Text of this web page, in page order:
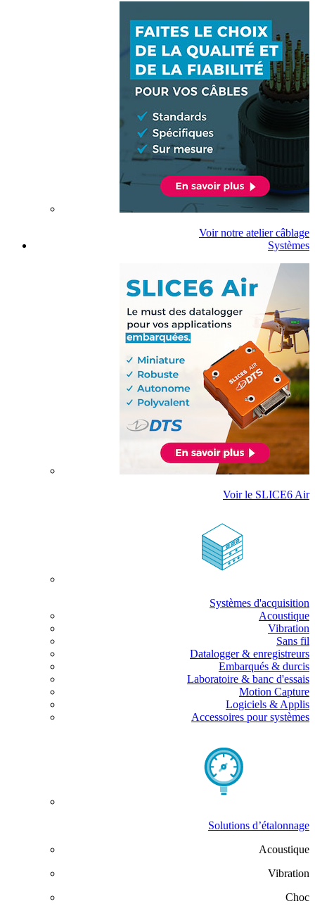
Voir notre atelier câblage
Systèmes
Voir le SLICE6 Air
Systèmes d'acquisition
Acoustique
Vibration
Sans fil
Datalogger & enregistreurs
Embarqués & durcis
Laboratoire & banc d'essais
Motion Capture
Logiciels & Applis
Accessoires pour systèmes
Solutions d’étalonnage
Acoustique
Vibration
Choc